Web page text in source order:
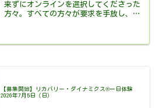
来ずにオンラインを選択してくださった
方々。すべての方々が要求を手放し、感
【募集開始】リカバリー・ダイナミクス®一日体験
2026年7月5日（日）